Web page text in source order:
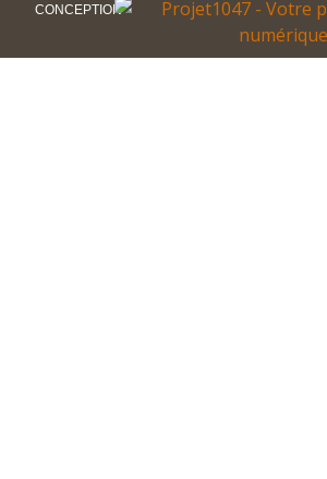
CONCEPTION